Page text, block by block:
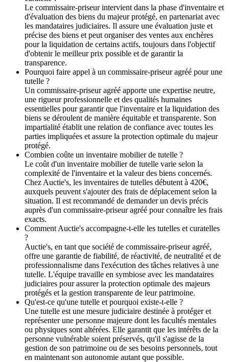
Le commissaire-priseur intervient dans la phase d'inventaire et
d'évaluation des biens du majeur protégé, en partenariat avec
les mandataires judiciaires. Il assure une évaluation juste et
précise des biens et peut organiser des ventes aux enchères
pour la liquidation de certains actifs, toujours dans l'objectif
d'obtenir le meilleur prix possible et de garantir la
transparence.
Pourquoi faire appel à un commissaire-priseur agréé pour une
tutelle ?
Un commissaire-priseur agréé apporte une expertise neutre,
une rigueur professionnelle et des qualités humaines
essentielles pour garantir que l'inventaire et la liquidation des
biens se déroulent de manière équitable et transparente. Son
impartialité établit une relation de confiance avec toutes les
parties impliquées et assure la protection optimale du majeur
protégé.
Combien coûte un inventaire mobilier de tutelle ?
Le coût d'un inventaire mobilier de tutelle varie selon la
complexité de l'inventaire et la valeur des biens concernés.
Chez Auctie's, les inventaires de tutelles débutent à 420€,
auxquels peuvent s'ajouter des frais de déplacement selon la
situation. Il est recommandé de demander un devis précis
auprès d'un commissaire-priseur agréé pour connaître les frais
exacts.
Comment Auctie's accompagne-t-elle les tutelles et curatelles
?
Auctie's, en tant que société de commissaire-priseur agréé,
offre une garantie de fiabilité, de réactivité, de neutralité et de
professionnalisme dans l'exécution des tâches relatives à une
tutelle. L'équipe travaille en symbiose avec les mandataires
judiciaires pour assurer la protection optimale des majeurs
protégés et la gestion transparente de leur patrimoine.
Qu'est-ce qu'une tutelle et pourquoi existe-t-elle ?
Une tutelle est une mesure judiciaire destinée à protéger et
représenter une personne majeure dont les facultés mentales
ou physiques sont altérées. Elle garantit que les intérêts de la
personne vulnérable soient préservés, qu'il s'agisse de la
gestion de son patrimoine ou de ses besoins personnels, tout
en maintenant son autonomie autant que possible.